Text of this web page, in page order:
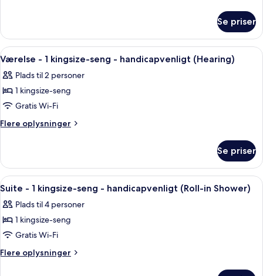
-
handicapvenligt
(Roll-
In
Shower)
-
queensize-
-
handicapvenligt
In
Shower)
Se priser
Indlæs
alle
billeder
af
Værelse
-
seng
handicapvenligt
(Hearing)
Et hotelværelse med en seng, et
10
Værelse - 1 kingsize-seng - handicapvenligt (Hearing)
Plads til 2 personer
1 kingsize-seng
Gratis Wi-Fi
Flere oplysninger
Flere
-
kingsize-
-
handicapvenligt
Se priser
Indlæs
alle
billeder
af
Suite
-
Et hotelværelse med en seng, et
9
Suite - 1 kingsize-seng - handicapvenligt (Roll-in Shower)
Plads til 4 personer
1 kingsize-seng
Gratis Wi-Fi
Flere oplysninger
Flere